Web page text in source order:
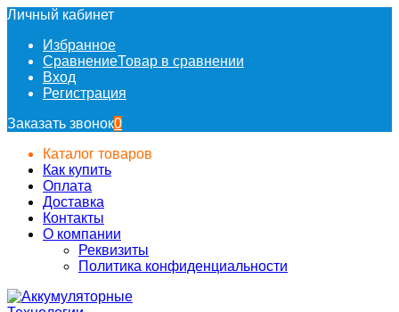
Личный кабинет
Избранное
СравнениеТовар в сравнении
Вход
Регистрация
Заказать звонок0
Каталог товаров
Как купить
Оплата
Доставка
Контакты
О компании
Реквизиты
Политика конфиденциальности